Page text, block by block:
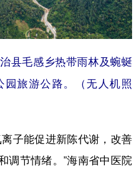
Français عربى
日本語 한국어
县毛感乡热带雨林及蜿蜒
旅游公路。（无人机照
子能促进新陈代谢，改善
调节情绪。”海南省中医院